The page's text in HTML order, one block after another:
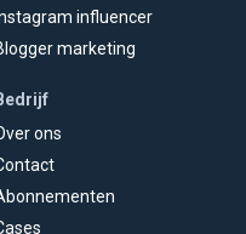
influencer
marketing
ons